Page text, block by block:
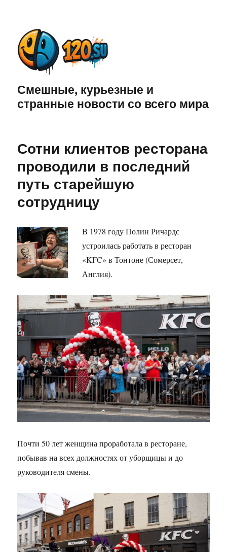
Смешные, курьезные и
странные новости со всего мира
Сотни клиентов ресторана
проводили в последний
путь старейшую
сотрудницу
В 1978 году Полин Ричардс
устроилась работать в ресторан
«KFC» в Тонтоне (Сомерсет,
Англия).
Почти 50 лет женщина проработала в ресторане,
побывав на всех должностях от уборщицы и до
руководителя смены.